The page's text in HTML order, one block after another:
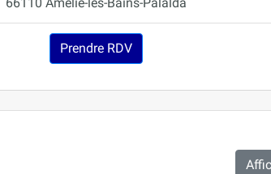
Prendre RDV